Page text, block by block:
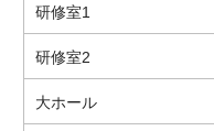
研修室1
研修室2
大ホール